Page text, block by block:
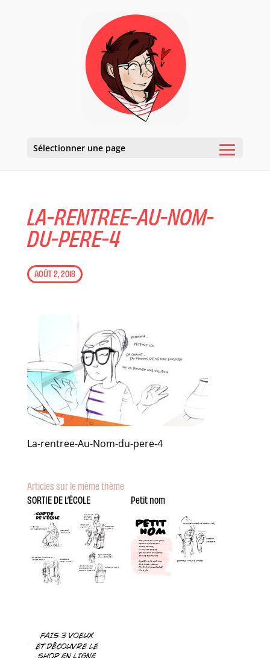
Sélectionner une page
LA-RENTREE-AU-NOM-
DU-PERE-4
AOÛT 2, 2018
La-rentree-Au-Nom-du-pere-4
Articles sur le même thème
SORTIE DE L’ÉCOLE
Petit nom